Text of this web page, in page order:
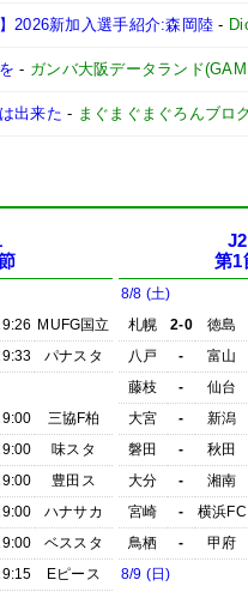
】2026新加入選手紹介:森岡陸 -
- ガンバ大阪データランド
出来た - まぐまぐまぐろんブロ
MUFG国立
パナスタ
三協F柏
味スタ
豊田ス
ハナサカ
ベススタ
Eピース
J2
第1
8/8 (土)
札幌
2-0
徳島
八戸
-
富山
藤枝
-
仙台
大宮
-
新潟
磐田
-
秋田
大分
-
湘南
宮崎
-
横浜FC
鳥栖
-
甲府
8/9 (日)